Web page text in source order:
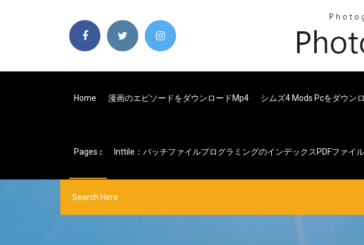
Home 漫画のエピソードをダウンロードmp4 シムズ4 Mods Pcをダウン
Pages Inttile：バッチファイルプログラミングのインデックスPDFファイ